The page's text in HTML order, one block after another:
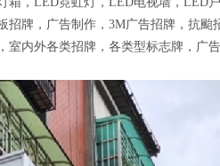
牌，广告制作，3M广告招牌，抗
内外各类招牌，各类型标志牌，广